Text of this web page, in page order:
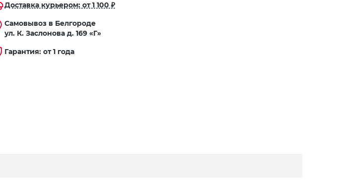
Доставка курьером: от 1 100 ₽
Самовывоз в Белгороде
ул. К. Заслонова д. 169 «Г»
Гарантия: от 1 года